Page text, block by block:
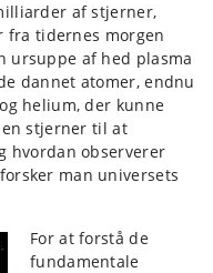
af stjerner,
fra tidernes morgen
ursuppe af hed plasma
dannet atomer, endnu
helium, der kunne
stjerner til at
hvordan observerer
man universets
For at forstå de
fundamentale